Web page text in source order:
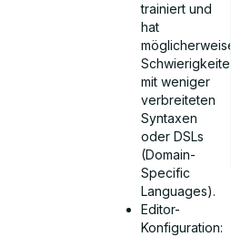
trainiert und
hat
möglicherweise
Schwierigkeiten
mit weniger
verbreiteten
Syntaxen
oder DSLs
(Domain-
Specific
Languages).
Editor-
Konfiguration: